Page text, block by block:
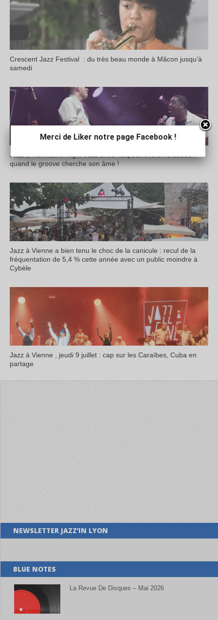
Crescent Jazz Festival : du très beau monde à Mâcon jusqu’à
samedi
Jazz à Vienne, All Night Jazz avec Vulfpeck et bien d’autres :
quand le groove cherche son âme !
Jazz à Vienne a bien tenu le choc de la canicule : recul de la
fréquentation de 5,4 % cette année avec un public moindre à
Cybèle
Jazz à Vienne , jeudi 9 juillet : cap sur les Caraïbes, Cuba en
partage
NEWSLETTER JAZZ’IN LYON
BLUE NOTES
La Revue De Disques – Mai 2026
Merci de Liker notre page Facebook !